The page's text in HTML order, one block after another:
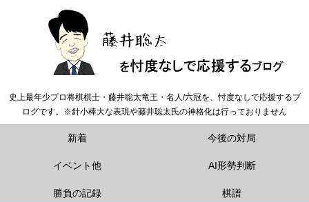
史上最年少プロ将棋棋士・藤井聡太竜王・名人/六冠を、忖度なしで応援するブ
ログです。※針小棒大な表現や藤井聡太氏の神格化は行っておりません
新着 今後の対局
イベント他 AI形勢判断
勝負の記録 棋譜